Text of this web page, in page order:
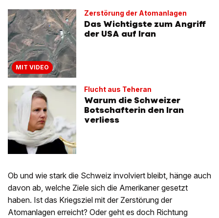
MIT VIDEO
Zerstörung der Atomanlagen
Das Wichtigste zum Angriff
der USA auf Iran
Flucht aus Teheran
Warum die Schweizer
Botschafterin den Iran
verliess
Ob und wie stark die Schweiz involviert bleibt, hänge auch
davon ab, welche Ziele sich die Amerikaner gesetzt
haben. Ist das Kriegsziel mit der Zerstörung der
Atomanlagen erreicht? Oder geht es doch Richtung